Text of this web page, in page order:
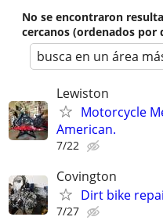
No se encontraron
cercanos (ordenados por
busca en un área
Lewiston
Motorcycle
American.
7/22
Covington
Dirt bike
7/27